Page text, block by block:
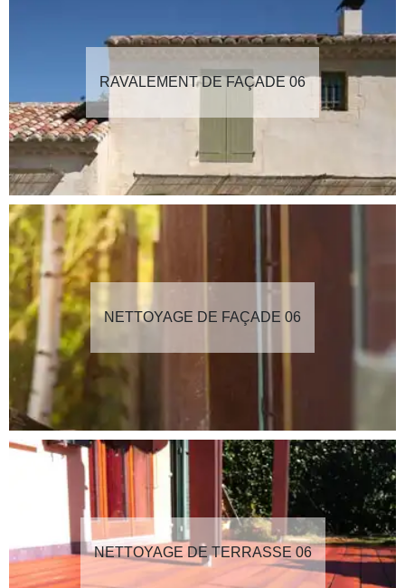
RAVALEMENT DE FAÇADE 06
NETTOYAGE DE FAÇADE 06
NETTOYAGE DE TERRASSE 06